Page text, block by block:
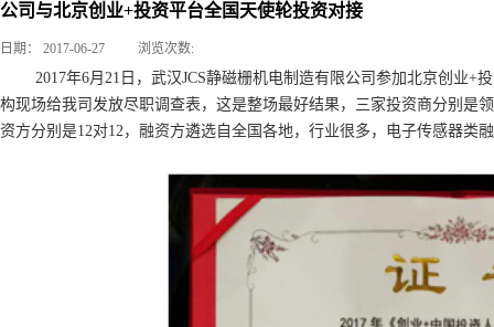
公司与北京创业+投资平台全国天使轮投资对接
日期： 2017-06-27 浏览次数:
2017年6月21日，武汉JCS静磁栅机电制造有限公司参加北京创业
构现场给我司发放尽职调查表，这是整场最好结果，三家投资商分别是
资方分别是12对12，融资方遴选自全国各地，行业很多，电子传感器类